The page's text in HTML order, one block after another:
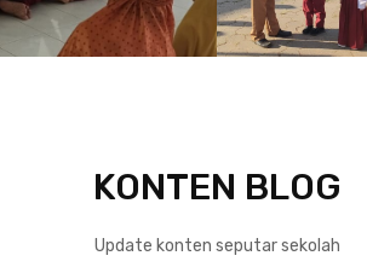
KONTEN BLOG
Update konten seputar sekolah